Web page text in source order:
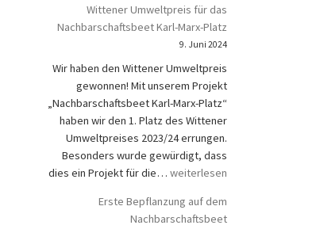
Wittener Umweltpreis für das
Nachbarschaftsbeet Karl-Marx-Platz
9. Juni 2024
Wir haben den Wittener Umweltpreis
gewonnen! Mit unserem Projekt
„Nachbarschaftsbeet Karl-Marx-Platz“
haben wir den 1. Platz des Wittener
Umweltpreises 2023/24 errungen.
Besonders wurde gewürdigt, dass
dies ein Projekt für die… Wittener Umweltpreis für das
weiterlesen
Erste Bepflanzung auf dem
Nachbarschaftsbeet